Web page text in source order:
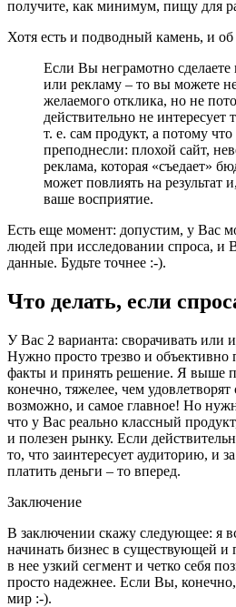
получите, как минимум, пищу для
Хотя есть и подводный камень, и об
Если Вы неграмотно сделаете
или рекламу – то вы можете
желаемого отклика, но не
действительно не интересует
т. е. сам продукт, а потому
преподнесли: плохой сайт,
реклама, которая «съедает»
может повлиять на результат
ваше восприятие.
Есть еще момент: допустим, у Вас
людей при исследовании спроса,
данные. Будьте точнее :-).
Что делать, если
У Вас 2 варианта: сворачивать или
Нужно просто трезво и объективно
факты и принять решение. Я выше
конечно, тяжелее, чем
возможно, и самое главное! Но
что у Вас реально классный
и полезен рынку. Если
то, что заинтересует аудиторию, и
платить деньги – то вперед.
Заключение
В заключении скажу следующее: я
начинать бизнес в существующей
в нее узкий сегмент и четко себя
просто надежнее. Если Вы,
мир :-).